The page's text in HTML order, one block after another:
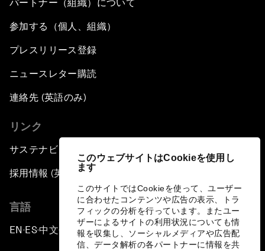
このウェブサイトはCookieを使用し
ます
このサイトではCookieを使って、ユーザー
に合わせたコンテンツや広告の表示、トラ
フィックの分析を行っています。またユー
ザーによるサイトの利用状況についても情
報を収集し、ソーシャルメディアや広告配
信、データ解析の各パートナーに情報を共
パートナー（組織）について
参加する（個人、組織）
プレスリリース登録
ニュースレター購読
連絡先 (英語のみ)
リンク
サステナビリティへの取り組み
採用情報 (英語のみ)
言語
EN ▪ES▪中文▪ 日本語